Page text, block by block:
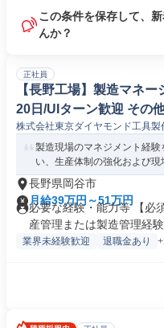
この条件を保存して、
んか？
正社員
【長野工場】製造マネ
20日/UIターン歓迎 その
株式会社東京ダイヤモンド工具製
製造現場のマネジメント経
い、生産体制の強化および現
長野県岡谷市
月給39万円～51万円
必要な経験・能力等 【必
産管理または製造管理経験
業界未経験歓迎 退職金あり